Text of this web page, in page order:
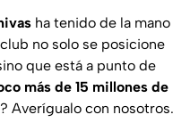
ha tenido de la mano
no solo se posicione
que está a punto de
más de 15 millones de
Averígualo con nosotros.